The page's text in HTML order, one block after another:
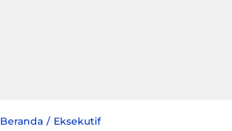
Beranda Eksekutif